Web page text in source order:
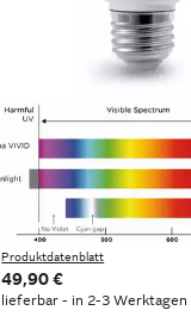
SORAA
LED-Leuchtmittel Soraa
Vollspektrum LED -
Warmton - wie
Vollspektrum LED mit
Produktdatenblatt
49,90 €
lieferbar - in 2-3 Werktagen